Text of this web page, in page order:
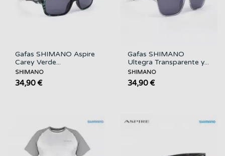
Gafas SHIMANO Aspire
Carey Verde...
SHIMANO
34,90 €
Gafas SHIMANO
Ultegra Transparente y...
SHIMANO
34,90 €